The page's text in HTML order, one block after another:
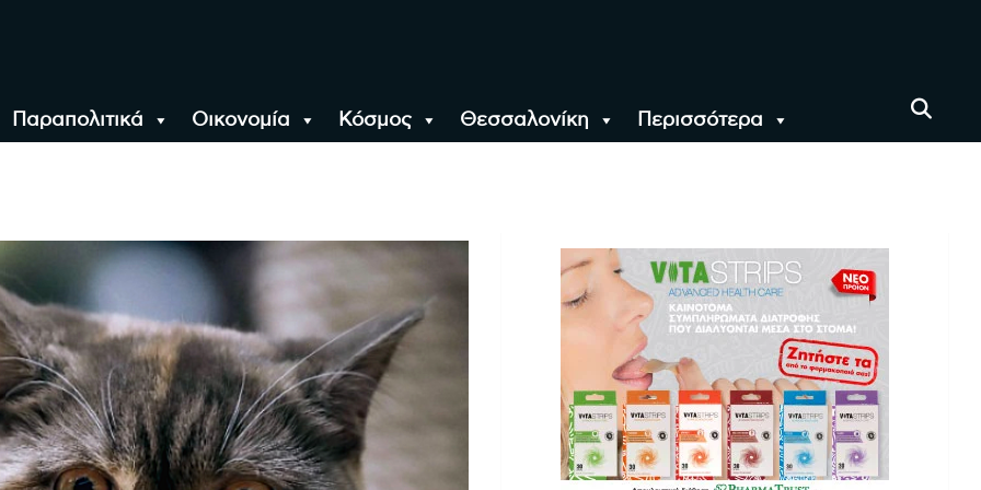
Παραπολιτικά Οικονομία Κόσμος Θεσσαλονίκη Περισσότερα